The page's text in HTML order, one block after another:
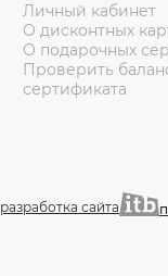
Личный кабинет
О дисконтных
О подарочных
Проверить
сертификата
разработка сайта